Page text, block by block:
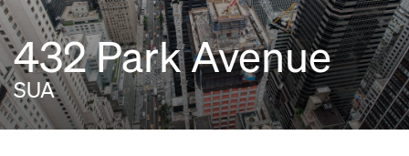
432 Park Avenue
SUA